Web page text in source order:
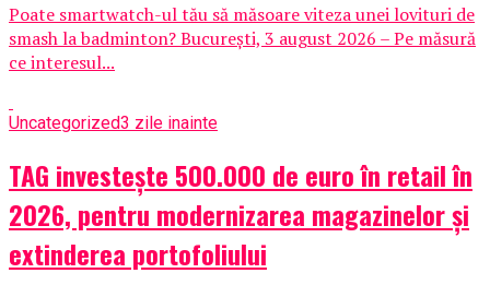
Poate smartwatch-ul tău să măsoare viteza unei lovituri de
smash la badminton? București, 3 august 2026 – Pe măsură
ce interesul...
Uncategorized3 zile inainte
TAG investește 500.000 de euro în retail în
2026, pentru modernizarea magazinelor și
extinderea portofoliului